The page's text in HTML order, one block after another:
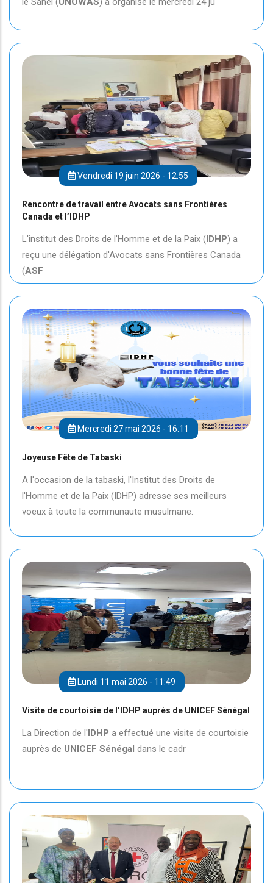
Vendredi 19 juin 2026 - 12:55
Rencontre de travail entre Avocats sans Frontières
Canada et l’IDHP
L'institut des Droits de l'Homme et de la Paix (IDHP) a
reçu une délégation d'Avocats sans Frontières Canada
(ASF
Mercredi 27 mai 2026 - 16:11
Joyeuse Fête de Tabaski
A l'occasion de la tabaski, l'Institut des Droits de
l'Homme et de la Paix (IDHP) adresse ses meilleurs
voeux à toute la communaute musulmane.
Lundi 11 mai 2026 - 11:49
Visite de courtoisie de l’IDHP auprès de UNICEF Sénégal
La Direction de l'IDHP a effectué une visite de courtoisie
auprès de UNICEF Sénégal dans le cadr